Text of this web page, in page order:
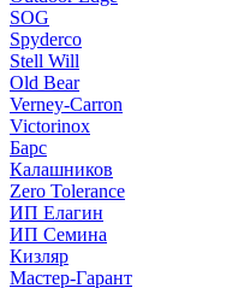
SOG
Spyderco
Stell Will
Old Bear
Verney-Carron
Victorinox
Барс
Калашников
Zero Tolerance
ИП Елагин
ИП Семина
Кизляр
Мастер-Гарант